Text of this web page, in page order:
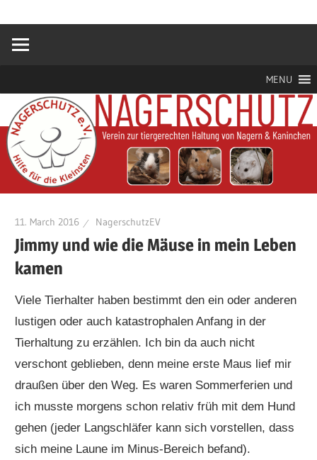
springen
Nagerschutz
für
MENU
11. March 2016 NagerschutzEV
Jimmy und wie die Mäuse in mein Leben
kamen
Viele Tierhalter haben bestimmt den ein oder anderen
lustigen oder auch katastrophalen Anfang in der
Tierhaltung zu erzählen. Ich bin da auch nicht
verschont geblieben, denn meine erste Maus lief mir
draußen über den Weg. Es waren Sommerferien und
ich musste morgens schon relativ früh mit dem Hund
gehen (jeder Langschläfer kann sich vorstellen, dass
sich meine Laune im Minus-Bereich befand).